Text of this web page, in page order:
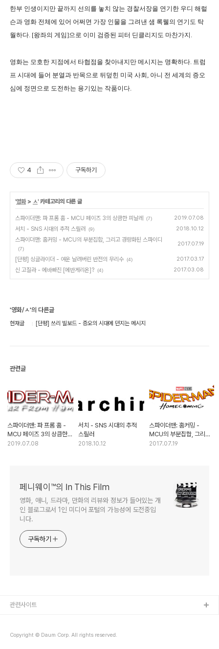
한부 인생이지만 끝까지 선의를 놓치 않는 경찰서장을 연기한 우디 해럴
슨과 영화 전체에 있어 어쩌면 가장 인물을 그려낸 샘 록웰의 연기도 탁
월하다. [왕좌의 게임]으로 이미 검증된 피터 딘클리지도 마찬가지.
영화는 모호한 지점에서 타협점을 찾아내지만 메시지는 명확하다. 트럼
프 시대에 들어 분열과 반목으로 뒤덮힌 미국 사회, 아니 전 세계의 증오
심에 정면으로 도전하는 용기있는 작품이다.
4 구독하기
'영화> ㅅ' 카테고리의 다른 글
스파이더맨: 파 프롬 홈 - MCU 페이즈 3의 상큼한 피날레 (7) 2019.07.08
서치 - SNS 시대의 추적 스릴러 (9) 2018.10.12
스파이더맨: 홈커밍 - MCU의 부분집합, 그리고 경량화된 스파이디
(7)
2017.07.19
[단평] 싱글라이더 - 여운 날려버린 반전의 무리수 (4) 2017.03.17
신 고질라 - 에바빠진 [에반게리온]? (4) 2017.03.08
'영화/ㅅ'의 다른글
현재글 [단평] 쓰리 빌보드 - 증오의 시대에 던지는 메시지
관련글
스파이더맨: 파 프롬 홈 -
MCU 페이즈 3의 상큼한
피날레
2019.07.08
서치 - SNS 시대의 추적
스릴러
2018.10.12
스파이더맨: 홈커밍 -
MCU의 부분집합, 그리고
경량화된 스파이디
2017.07.19
페니웨이™의 In This Film
영화, 애니, 드라마, 만화의 리뷰와 정보가 들어있는 개
인 블로그로서 1인 미디어 포털의 가능성에 도전중입
니다.
구독하기
Copyright © Daum Corp. All rights reserved.
관련사이트